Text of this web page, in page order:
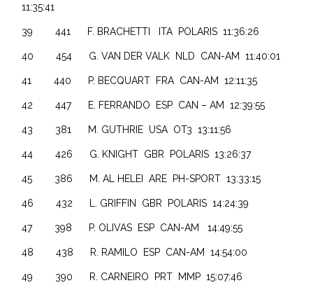
11:35:41
39 441 F. BRACHETTI ITA POLARIS 11:36:26
40 454 G. VAN DER VALK NLD CAN-AM 11:40:01
41 440 P. BECQUART FRA CAN-AM 12:11:35
42 447 E. FERRANDO ESP CAN – AM 12:39:55
43 381 M. GUTHRIE USA OT3 13:11:56
44 426 G. KNIGHT GBR POLARIS 13:26:37
45 386 M. AL HELEI ARE PH-SPORT 13:33:15
46 432 L. GRIFFIN GBR POLARIS 14:24:39
47 398 P. OLIVAS ESP CAN-AM 14:49:55
48 438 R. RAMILO ESP CAN-AM 14:54:00
49 390 R. CARNEIRO PRT MMP 15:07:46